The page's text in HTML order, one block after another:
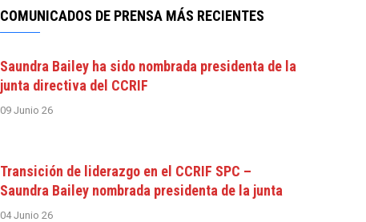
COMUNICADOS DE PRENSA MÁS RECIENTES
Saundra Bailey ha sido nombrada presidenta de la
junta directiva del CCRIF
09 Junio 26
Transición de liderazgo en el CCRIF SPC –
Saundra Bailey nombrada presidenta de la junta
04 Junio 26